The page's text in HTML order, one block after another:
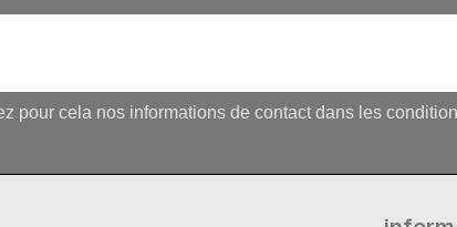
pour cela nos informations de contact dans les